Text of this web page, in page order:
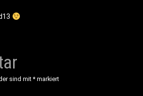
sind mit* markiert